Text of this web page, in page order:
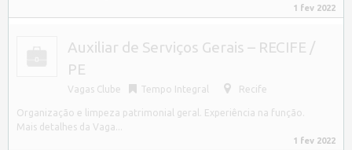
1 fev 2022
Auxiliar de Serviços Gerais – RECIFE /
PE
Vagas Clube Tempo Integral Recife
Organização e limpeza patrimonial geral. Experiência na função.
Mais detalhes da Vaga...
1 fev 2022